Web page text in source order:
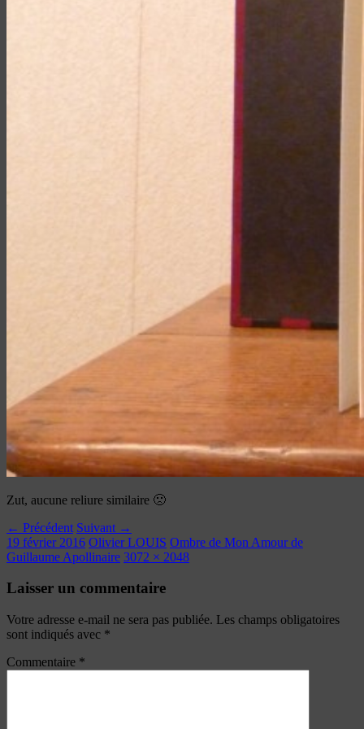
Zut, aucune reliure similaire 🙁
← Précédent Suivant →
19 février 2016 Olivier LOUIS Ombre de Mon Amour de
Guillaume Apollinaire 3072 × 2048
Laisser un commentaire
Votre adresse e-mail ne sera pas publiée. Les champs obligatoires
sont indiqués avec *
Commentaire *